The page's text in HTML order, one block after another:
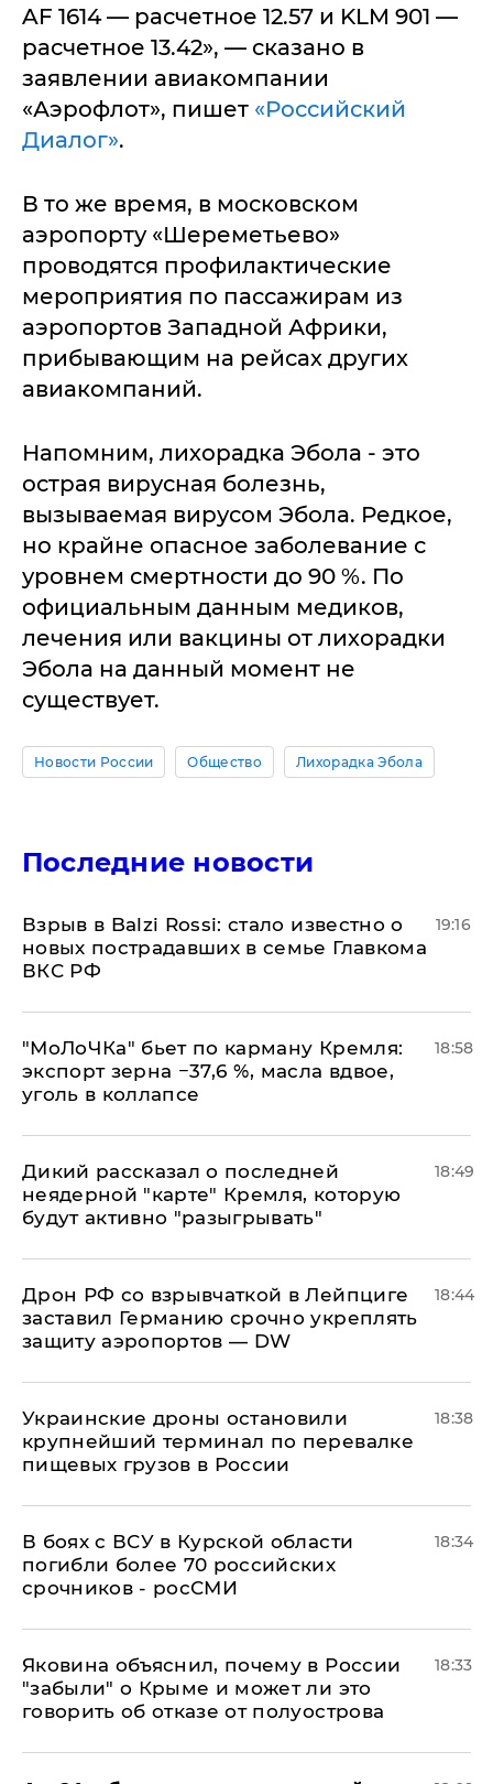
AF 1614 — расчетное 12.57 и KLM 901 —
расчетное 13.42», — сказано в
заявлении авиакомпании
«Аэрофлот», пишет «Российский
Диалог».
В то же время, в московском
аэропорту «Шереметьево»
проводятся профилактические
мероприятия по пассажирам из
аэропортов Западной Африки,
прибывающим на рейсах других
авиакомпаний.
Напомним, лихорадка Эбола - это
острая вирусная болезнь,
вызываемая вирусом Эбола. Редкое,
но крайне опасное заболевание с
уровнем смертности до 90 %. По
официальным данным медиков,
лечения или вакцины от лихорадки
Эбола на данный момент не
существует.
Новости России Общество Лихорадка Эбола
Последние новости
Взрыв в Balzi Rossi: стало известно о
новых пострадавших в семье Главкома
ВКС РФ
19:16
​"МоЛоЧКа" бьет по карману Кремля:
экспорт зерна −37,6 %, масла вдвое,
уголь в коллапсе
18:58
Дикий рассказал о последней
неядерной "карте" Кремля, которую
будут активно "разыгрывать"
18:49
​Дрон РФ со взрывчаткой в Лейпциге
заставил Германию срочно укреплять
защиту аэропортов — DW
18:44
Украинские дроны остановили
крупнейший терминал по перевалке
пищевых грузов в России
18:38
В боях с ВСУ в Курской области
погибли более 70 российских
срочников - росСМИ
18:34
Яковина объяснил, почему в России
"забыли" о Крыме и может ли это
говорить об отказе от полуострова
18:33